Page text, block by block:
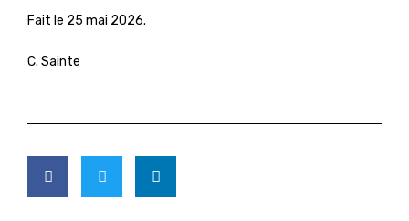
Fait le 25 mai 2026.
C. Sainte